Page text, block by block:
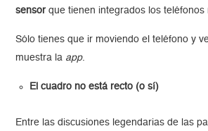
sensor que tienen integrados los teléfonos
Sólo tienes que ir moviendo el teléfono y
muestra la app.
El cuadro no está recto (o sí)
Entre las discusiones legendarias de las